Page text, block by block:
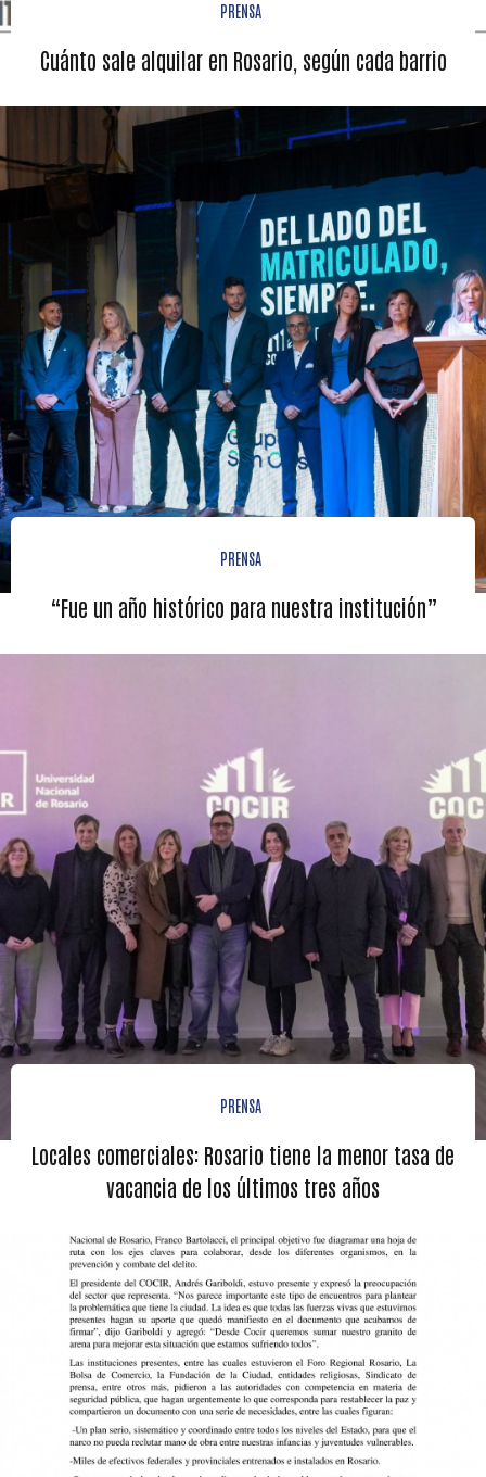
PRENSA
Cuánto sale alquilar en Rosario, según cada barrio
PRENSA
“Fue un año histórico para nuestra institución”
PRENSA
Locales comerciales: Rosario tiene la menor tasa de
vacancia de los últimos tres años